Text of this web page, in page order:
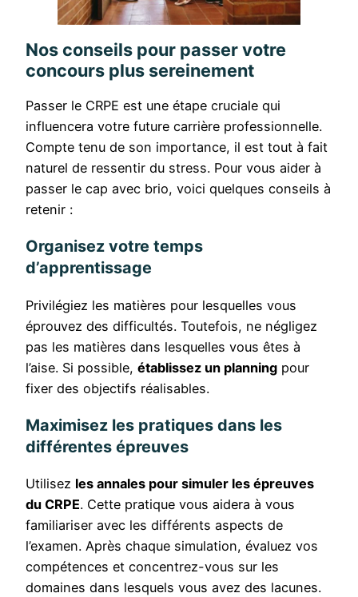
Nos conseils pour passer votre
concours plus sereinement
Passer le CRPE est une étape cruciale qui
influencera votre future carrière professionnelle.
Compte tenu de son importance, il est tout à fait
naturel de ressentir du stress. Pour vous aider à
passer le cap avec brio, voici quelques conseils à
retenir :
Organisez votre temps
d’apprentissage
Privilégiez les matières pour lesquelles vous
éprouvez des difficultés. Toutefois, ne négligez
pas les matières dans lesquelles vous êtes à
l’aise. Si possible, établissez un planning pour
fixer des objectifs réalisables.
Maximisez les pratiques dans les
différentes épreuves
Utilisez les annales pour simuler les épreuves
du CRPE. Cette pratique vous aidera à vous
familiariser avec les différents aspects de
l’examen. Après chaque simulation, évaluez vos
compétences et concentrez-vous sur les
domaines dans lesquels vous avez des lacunes.